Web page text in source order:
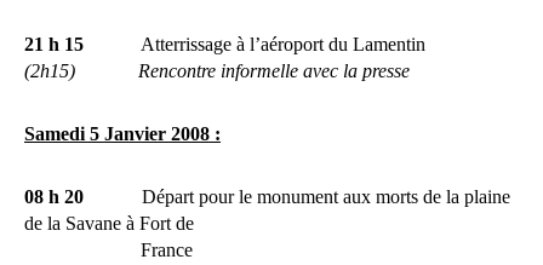
21 h 15
Atterrissage à l’aéroport du Lamentin
(2h15)
Rencontre informelle avec la presse
Samedi 5 Janvier 2008 :
08 h 20
Départ pour le monument aux morts de la plaine
de la Savane à Fort de
France